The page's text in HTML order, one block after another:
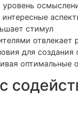
стимул
отвлекает
для
оптимальные